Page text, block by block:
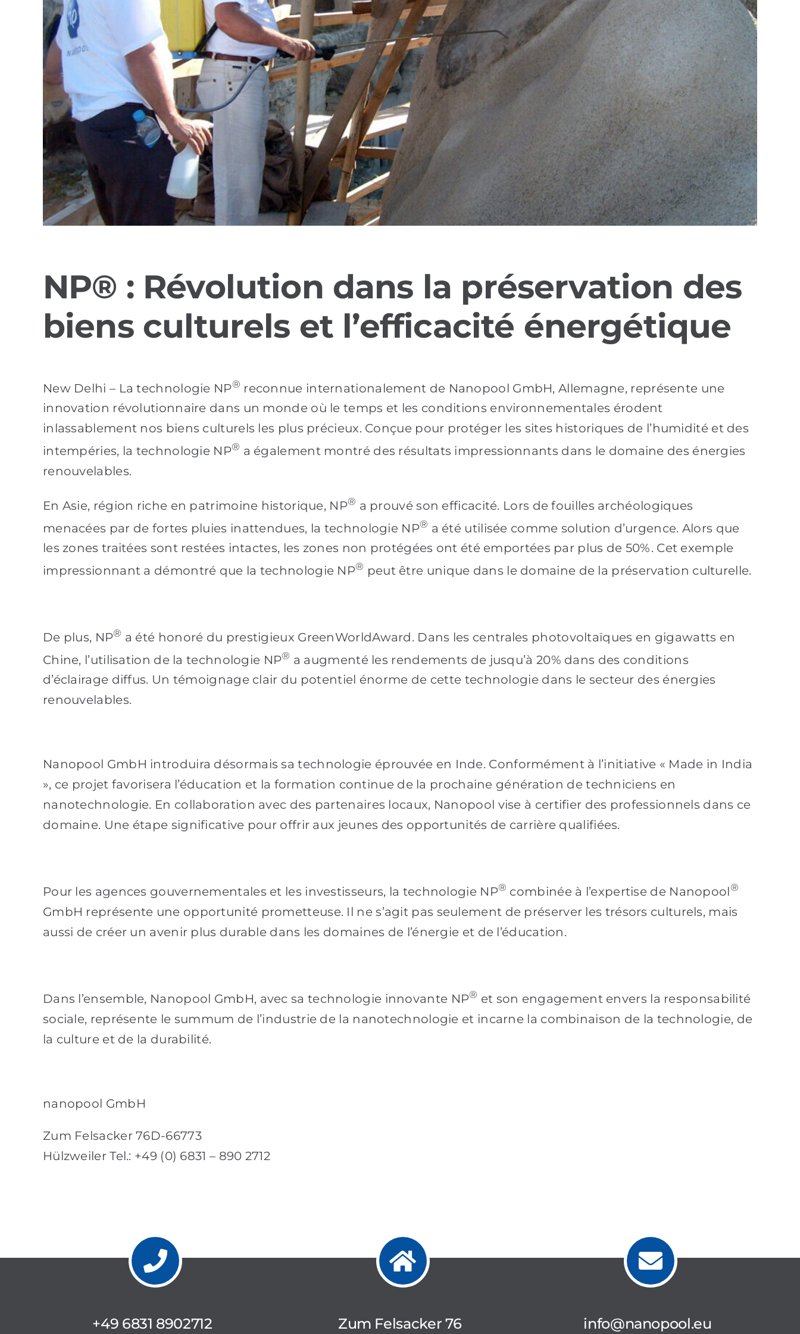
NP® : Révolution dans la préservation des
biens culturels et l’efficacité énergétique
New Delhi – La technologie NP® reconnue internationalement de Nanopool GmbH, Allemagne, représente une
innovation révolutionnaire dans un monde où le temps et les conditions environnementales érodent
inlassablement nos biens culturels les plus précieux. Conçue pour protéger les sites historiques de l’humidité et des
intempéries, la technologie NP® a également montré des résultats impressionnants dans le domaine des énergies
renouvelables.
En Asie, région riche en patrimoine historique, NP® a prouvé son efficacité. Lors de fouilles archéologiques
menacées par de fortes pluies inattendues, la technologie NP® a été utilisée comme solution d’urgence. Alors que
les zones traitées sont restées intactes, les zones non protégées ont été emportées par plus de 50%. Cet exemple
impressionnant a démontré que la technologie NP® peut être unique dans le domaine de la préservation culturelle.
De plus, NP® a été honoré du prestigieux GreenWorldAward. Dans les centrales photovoltaïques en gigawatts en
Chine, l’utilisation de la technologie NP® a augmenté les rendements de jusqu’à 20% dans des conditions
d’éclairage diffus. Un témoignage clair du potentiel énorme de cette technologie dans le secteur des énergies
renouvelables.
Nanopool GmbH introduira désormais sa technologie éprouvée en Inde. Conformément à l’initiative « Made in India
», ce projet favorisera l’éducation et la formation continue de la prochaine génération de techniciens en
nanotechnologie. En collaboration avec des partenaires locaux, Nanopool vise à certifier des professionnels dans ce
domaine. Une étape significative pour offrir aux jeunes des opportunités de carrière qualifiées.
Pour les agences gouvernementales et les investisseurs, la technologie NP® combinée à l’expertise de Nanopool®
GmbH représente une opportunité prometteuse. Il ne s’agit pas seulement de préserver les trésors culturels, mais
aussi de créer un avenir plus durable dans les domaines de l’énergie et de l’éducation.
Dans l’ensemble, Nanopool GmbH, avec sa technologie innovante NP® et son engagement envers la responsabilité
sociale, représente le summum de l’industrie de la nanotechnologie et incarne la combinaison de la technologie, de
la culture et de la durabilité.
nanopool GmbH
Zum Felsacker 76D-66773
Hülzweiler Tel.: +49 (0) 6831 – 890 2712
+49 6831 8902712
Zum Felsacker 76
info@nanopool.eu